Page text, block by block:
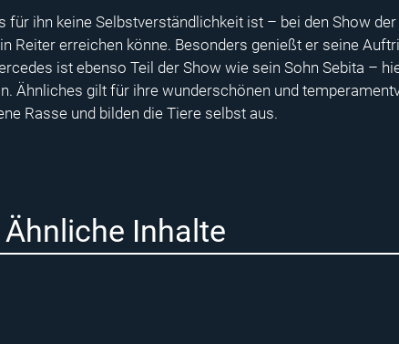
für ihn keine Selbstverständlichkeit ist – bei den Show
Reiter erreichen könne. Besonders genießt er seine
ist ebenso Teil der Show wie sein Sohn Sebita –
Ähnliches gilt für ihre wunderschönen und
Rasse und bilden die Tiere selbst aus.
Ähnliche Inhalte